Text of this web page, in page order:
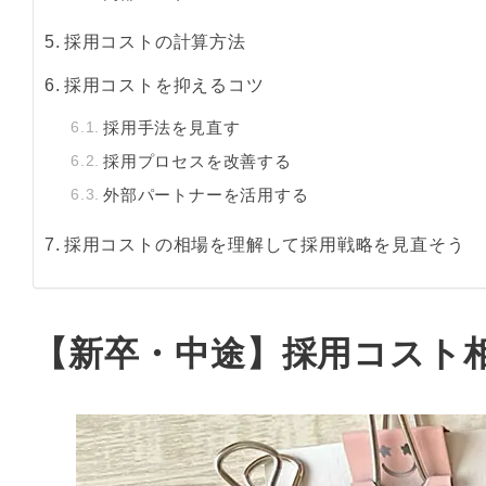
採用コストの計算方法
採用コストを抑えるコツ
採用手法を見直す
採用プロセスを改善する
外部パートナーを活用する
採用コストの相場を理解して採用戦略を見直そう
【新卒・中途】採用コスト